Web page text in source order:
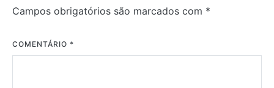
Campos obrigatórios são marcados com *
COMENTÁRIO *